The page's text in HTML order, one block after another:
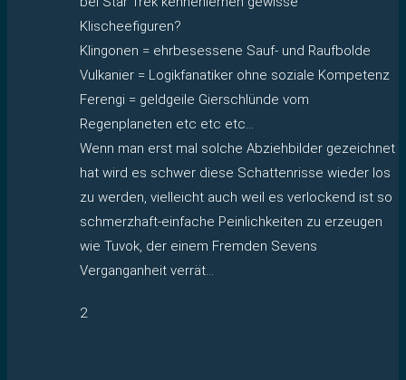
Klischeefiguren?
Klingonen = ehrbesessene Sauf- und Raufbolde
Vulkanier = Logikfanatiker ohne soziale Kompetenz
Ferengi = geldgeile Gierschlünde vom
Regenplaneten etc etc etc…
Wenn man erst mal solche Abziehbilder gezeichnet
hat wird es schwer diese Schattenrisse wieder los
zu werden, vielleicht auch weil es verlockend ist so
schmerzhaft-einfache Peinlichkeiten zu erzeugen
wie Tuvok, der einem Fremden Sevens
Verganganheit verrät…
2